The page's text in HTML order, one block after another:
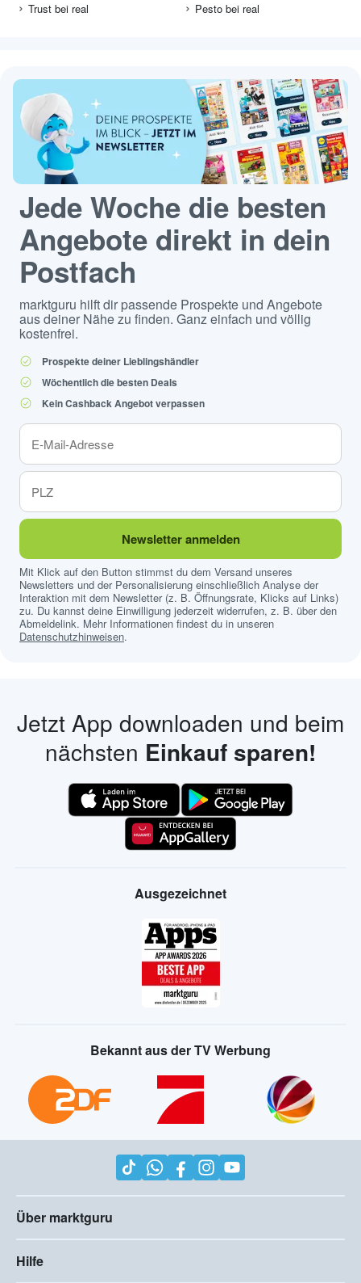
Trust bei real
Pesto bei real
Jede Woche die besten
Angebote direkt in dein
Postfach
marktguru hilft dir passende Prospekte und Angebote
aus deiner Nähe zu finden. Ganz einfach und völlig
kostenfrei.
Prospekte deiner Lieblingshändler
Wöchentlich die besten Deals
Kein Cashback Angebot verpassen
Newsletter anmelden
Mit Klick auf den Button stimmst du dem Versand unseres
Newsletters und der Personalisierung einschließlich Analyse der
Interaktion mit dem Newsletter (z. B. Öffnungsrate, Klicks auf Links)
zu. Du kannst deine Einwilligung jederzeit widerrufen, z. B. über den
Abmeldelink. Mehr Informationen findest du in unseren
Datenschutzhinweisen.
Jetzt App downloaden und beim
nächsten Einkauf sparen!
Ausgezeichnet
Bekannt aus der TV Werbung
Über marktguru
Hilfe